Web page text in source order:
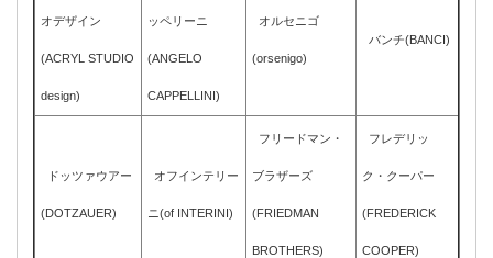
オデザイン
(ACRYL STUDIO
design)
ッペリーニ
(ANGELO
CAPPELLINI)
オルセニゴ
(orsenigo)
バンチ(BANCI)
ドッツァウアー
(DOTZAUER)
オフインテリー
ニ(of INTERINI)
フリードマン・
ブラザーズ
(FRIEDMAN
BROTHERS)
フレデリッ
ク・クーパー
(FREDERICK
COOPER)